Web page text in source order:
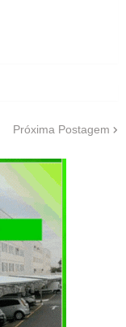
Próxima Postagem